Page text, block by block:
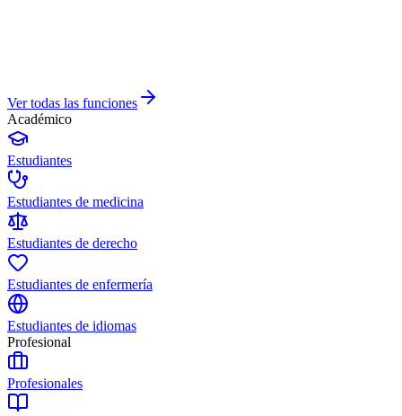
Ver todas las funciones
Académico
Estudiantes
Estudiantes de medicina
Estudiantes de derecho
Estudiantes de enfermería
Estudiantes de idiomas
Profesional
Profesionales